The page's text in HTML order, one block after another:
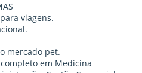
viagens.
mercado pet.
em Medicina